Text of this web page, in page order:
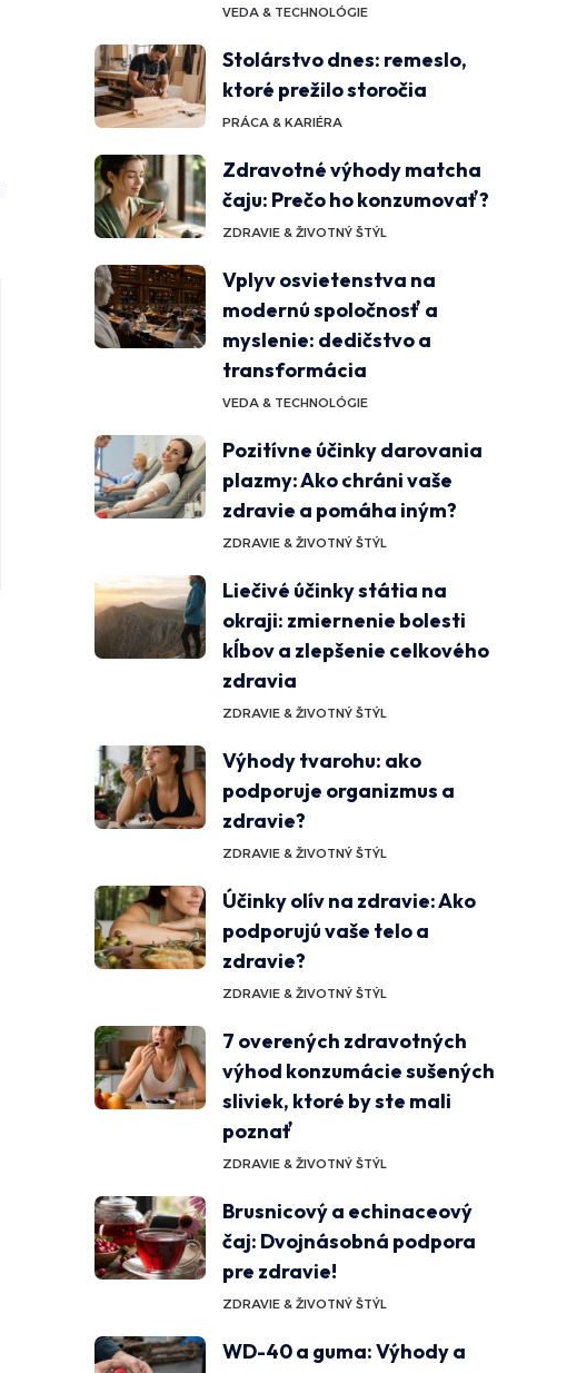
VEDA & TECHNOLÓGIE
Stolárstvo dnes: remeslo,
ktoré prežilo storočia
PRÁCA & KARIÉRA
Zdravotné výhody matcha
čaju: Prečo ho konzumovať?
ZDRAVIE & ŽIVOTNÝ ŠTÝL
Vplyv osvietenstva na
modernú spoločnosť a
myslenie: dedičstvo a
transformácia
VEDA & TECHNOLÓGIE
Pozitívne účinky darovania
plazmy: Ako chráni vaše
zdravie a pomáha iným?
ZDRAVIE & ŽIVOTNÝ ŠTÝL
Liečivé účinky státia na
okraji: zmiernenie bolesti
kĺbov a zlepšenie celkového
zdravia
ZDRAVIE & ŽIVOTNÝ ŠTÝL
Výhody tvarohu: ako
podporuje organizmus a
zdravie?
ZDRAVIE & ŽIVOTNÝ ŠTÝL
Účinky olív na zdravie: Ako
podporujú vaše telo a
zdravie?
ZDRAVIE & ŽIVOTNÝ ŠTÝL
7 overených zdravotných
výhod konzumácie sušených
sliviek, ktoré by ste mali
poznať
ZDRAVIE & ŽIVOTNÝ ŠTÝL
Brusnicový a echinaceový
čaj: Dvojnásobná podpora
pre zdravie!
ZDRAVIE & ŽIVOTNÝ ŠTÝL
WD-40 a guma: Výhody a